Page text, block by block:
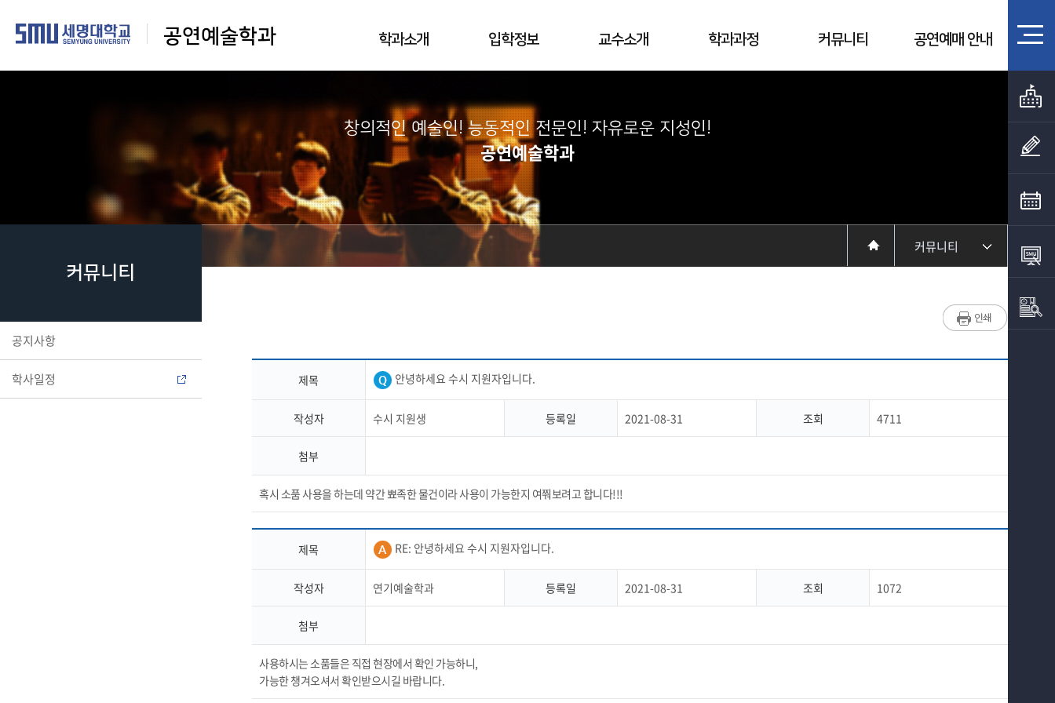
공연예술학과 학과소개 입학정보 교수소개 학과과정 커뮤니티 공연예매 안내
창의적인 예술인! 능동적인 전문인! 자유로운 지성인!
공연예술학과
커뮤니티
공지사항
학사일정
커뮤니티
입학정보
교수소개
제목 안녕하세요 수시 지원자입니다.
작성자 수시 지원생 등록일 2021-08-31 조회 4711
첨부
혹시 소품 사용을 하는데 약간 뾰족한 물건이라 사용이 가능한지 여쭤보려고 합니다!!!
제목 RE: 안녕하세요 수시 지원자입니다.
작성자 연기예술학과 등록일 2021-08-31 조회 1072
첨부
사용하시는 소품들은 직접 현장에서 확인 가능하니,
가능한 챙겨오셔서 확인받으시길 바랍니다.